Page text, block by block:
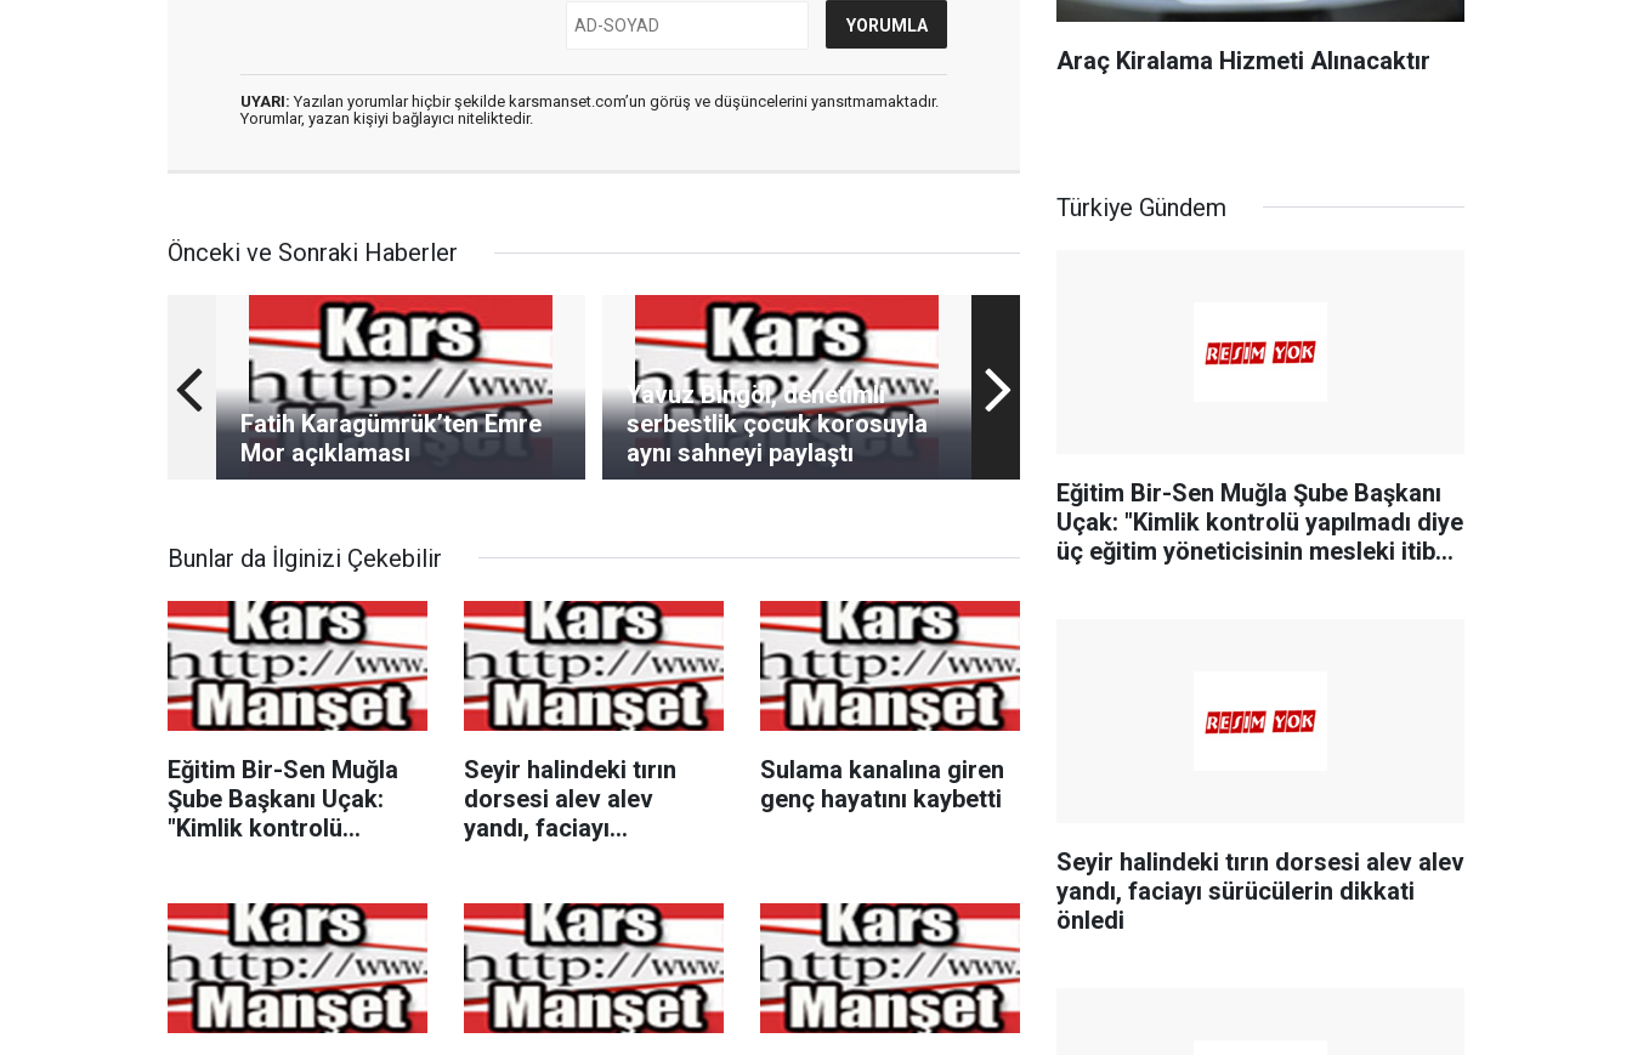
UYARI: Yazılan yorumlar hiçbir şekilde karsmanset.com’un görüş ve düşüncelerini yansıtmamaktadır.
Yorumlar, yazan kişiyi bağlayıcı niteliktedir.
Önceki ve Sonraki Haberler
Fatih Karagümrük’ten Emre
Mor açıklaması
Yavuz Bingöl, denetimli
serbestlik çocuk korosuyla
aynı sahneyi paylaştı
Bunlar da İlginizi Çekebilir
Eğitim Bir-Sen Muğla
Şube Başkanı Uçak:
"Kimlik kontrolü
mesleki itibarı yok
edilemez"
Seyir halindeki tırın
dorsesi alev alev
yandı, faciayı
Sulama kanalına giren
genç hayatını kaybetti
Araç Kiralama Hizmeti Alınacaktır
Türkiye Gündem
Eğitim Bir-Sen Muğla Şube Başkanı
Uçak: "Kimlik kontrolü yapılmadı diye
üç eğitim yöneticisinin mesleki itibarı
Seyir halindeki tırın dorsesi alev alev
yandı, faciayı sürücülerin dikkati
önledi